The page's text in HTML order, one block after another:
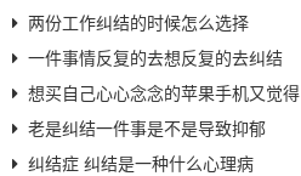
两份工作纠结的时候怎么选择
一件事情反复的去想反复的去纠结
想买自己心心念念的苹果手机又觉得
老是纠结一件事是不是导致抑郁
纠结症 纠结是一种什么心理病